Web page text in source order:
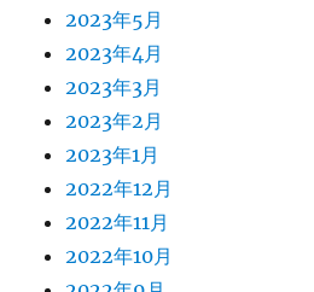
2023年5月
2023年4月
2023年3月
2023年2月
2023年1月
2022年12月
2022年11月
2022年10月